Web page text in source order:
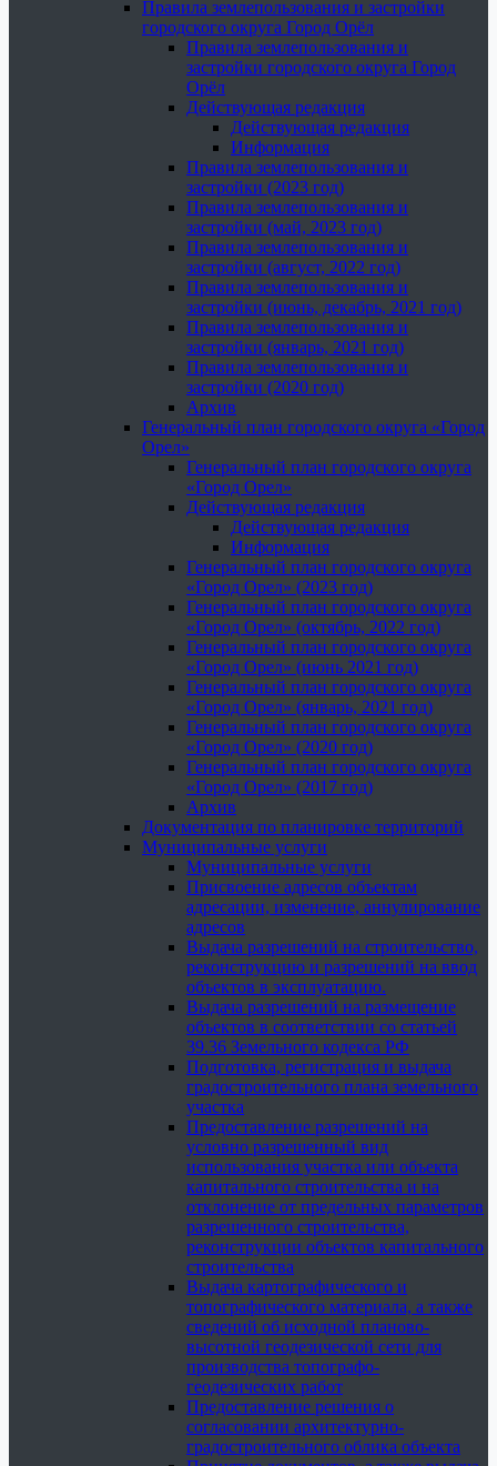
Правила землепользования и застройки
городского округа Город Орёл
Правила землепользования и
застройки городского округа Город
Орёл
Действующая редакция
Действующая редакция
Информация
Правила землепользования и
застройки (2023 год)
Правила землепользования и
застройки (май, 2023 год)
Правила землепользования и
застройки (август, 2022 год)
Правила землепользования и
застройки (июнь, декабрь, 2021 год)
Правила землепользования и
застройки (январь, 2021 год)
Правила землепользования и
застройки (2020 год)
Архив
Генеральный план городского округа «Город
Орел»
Генеральный план городского округа
«Город Орел»
Действующая редакция
Действующая редакция
Информация
Генеральный план городского округа
«Город Орел» (2023 год)
Генеральный план городского округа
«Город Орел» (октябрь, 2022 год)
Генеральный план городского округа
«Город Орел» (июнь 2021 год)
Генеральный план городского округа
«Город Орел» (январь, 2021 год)
Генеральный план городского округа
«Город Орел» (2020 год)
Генеральный план городского округа
«Город Орел» (2017 год)
Архив
Документация по планировке территорий
Муниципальные услуги
Муниципальные услуги
Присвоение адресов объектам
адресации, изменение, аннулирование
адресов
Выдача разрешений на строительство,
реконструкцию и разрешений на ввод
объектов в эксплуатацию.
Выдача разрешений на размещение
объектов в соответствии со статьей
39.36 Земельного кодекса РФ
Подготовка, регистрация и выдача
градостроительного плана земельного
участка
Предоставление разрешений на
условно разрешенный вид
использования участка или объекта
капитального строительства и на
отклонение от предельных параметров
разрешенного строительства,
реконструкции объектов капитального
строительства
Выдача картографического и
топографического материала, а также
сведений об исходной планово-
высотной геодезической сети для
производства топографо-
геодезических работ
Предоставление решения о
согласовании архитектурно-
градостроительного облика объекта